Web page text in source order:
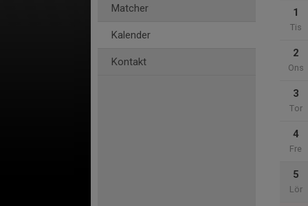
Matcher
Kalender
Kontakt
1
Tis
2
Ons
3
Tor
4
Fre
5
Lör